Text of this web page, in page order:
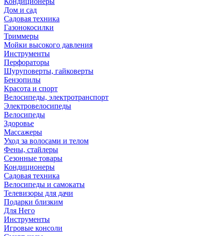
Дом и сад
Садовая техника
Газонокосилки
Триммеры
Мойки высокого давления
Инструменты
Перфораторы
Шуруповерты, гайковерты
Бензопилы
Красота и спорт
Велосипеды, электротранспорт
Электровелосипеды
Велосипеды
Здоровье
Массажеры
Уход за волосами и телом
Фены, стайлеры
Сезонные товары
Кондиционеры
Садовая техника
Велосипеды и самокаты
Телевизоры для дачи
Подарки близким
Для Него
Инструменты
Игровые консоли